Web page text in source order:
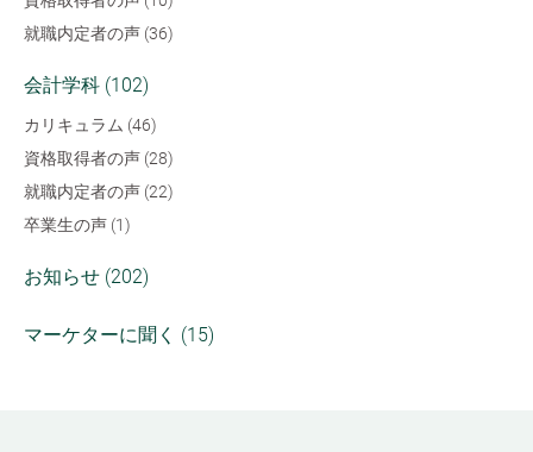
就職内定者の声 (36)
会計学科 (102)
カリキュラム (46)
資格取得者の声 (28)
就職内定者の声 (22)
卒業生の声 (1)
お知らせ (202)
マーケターに聞く (15)